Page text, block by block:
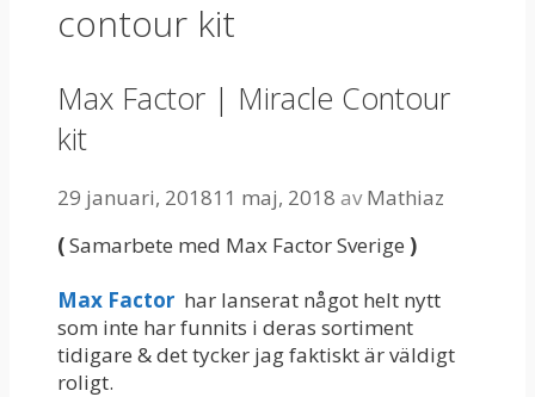
contour kit
Max Factor | Miracle Contour
kit
29 januari, 201811 maj, 2018 avMathiaz
(Samarbete med Max Factor Sverige )
Max Factor har lanserat något helt nytt
som inte har funnits i deras sortiment
tidigare & det tycker jag faktiskt är väldigt
roligt.